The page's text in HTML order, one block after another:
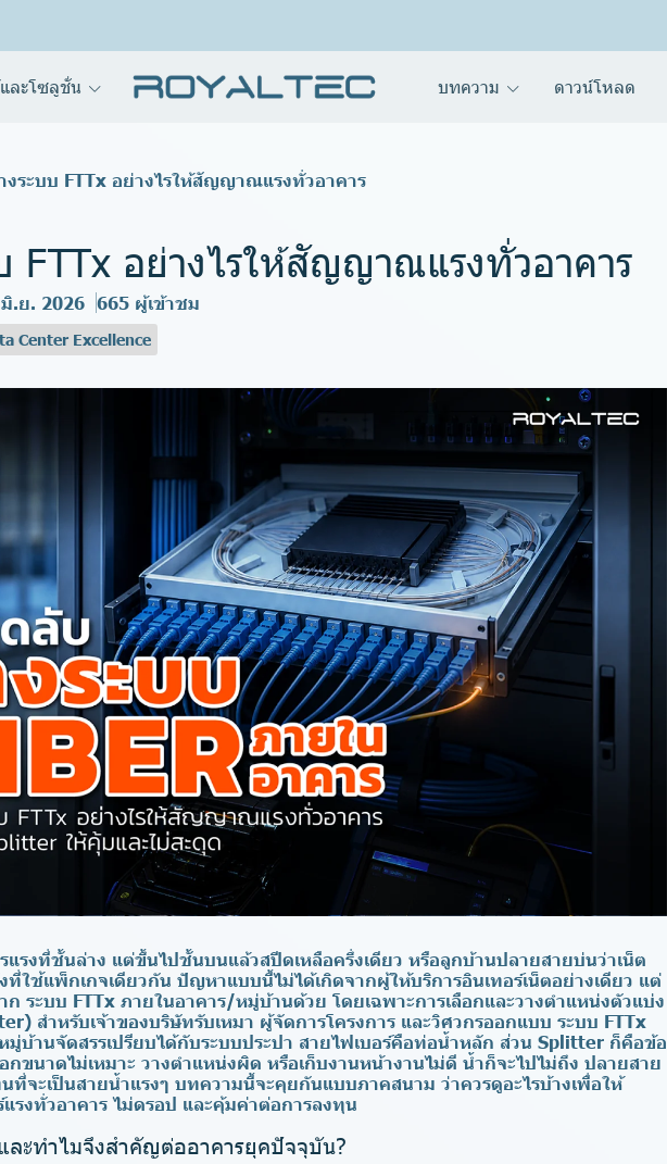
ะโซลูชั่น บทความ ดาวน์โหลด
งระบบ FTTx อย่างไรให้สัญญาณแรงทั่วอาคาร
FTTx อย่างไรให้สัญญาณแรงทั่วอาคาร
.ย. 2026 665 ผู้เข้าชม
Center Excellence
แรงที่ชั้นล่าง แต่ขึ้นไปชั้นบนแล้วสปีดเหลือครึ่งเดียว หรือลูกบ้านปลายสายบ่นว่าเน็ต
ที่ใช้แพ็กเกจเดียวกัน ปัญหาแบบนี้ไม่ได้เกิดจากผู้ให้บริการอินเทอร์เน็ตอย่างเดียว แต่
ก ระบบ FTTx ภายในอาคาร/หมู่บ้านด้วย โดยเฉพาะการเลือกและวางตำแหน่งตัวแบ่ง
สำหรับเจ้าของบริษัทรับเหมา ผู้จัดการโครงการ และวิศวกรออกแบบ ระบบ FTTx
มู่บ้านจัดสรรเปรียบได้กับระบบประปา สายไฟเบอร์คือท่อน้ำหลัก ส่วน Splitter ก็คือข้อ
กขนาดไม่เหมาะ วางตำแหน่งผิด หรือเก็บงานหน้างานไม่ดี น้ำก็จะไปไม่ถึง ปลายสาย
จะเป็นสายน้ำแรงๆ บทความนี้จะคุยกันแบบภาคสนาม ว่าควรดูอะไรบ้างเพื่อให้
งทั่วอาคาร ไม่ดรอป และคุ้มค่าต่อการลงทุน
ละทำไมจึงสำคัญต่ออาคารยุคปัจจุบัน?